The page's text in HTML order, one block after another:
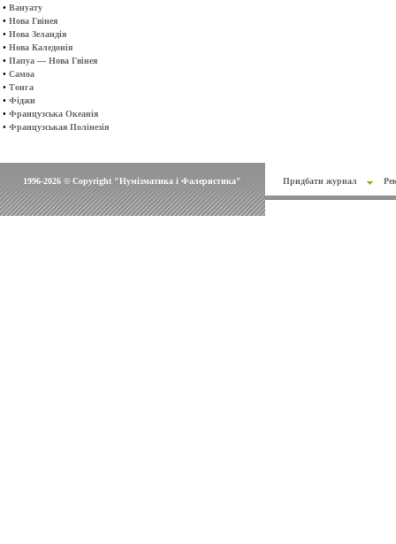
• Вануату
• Нова Гвінея
• Нова Зеландія
• Нова Каледонія
• Папуа — Нова Гвінея
• Самоа
• Тонга
• Фіджи
• Французська Океанія
• Французськая Полінезія
1996-2026 © Copyright "Нумізматика і Фалеристика" Придбати журнал